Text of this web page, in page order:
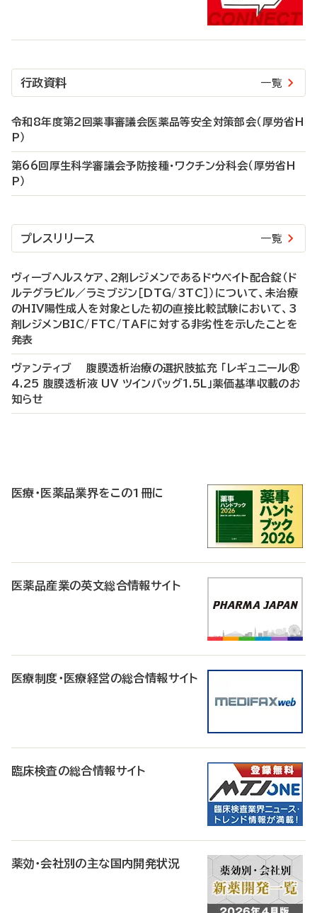
行政資料 一覧
令和8年度第2回薬事審議会医薬品等安全対策部会（厚労省H
P）
第66回厚生科学審議会予防接種・ワクチン分科会（厚労省H
P）
プレスリリース 一覧
ヴィーブヘルスケア、2剤レジメンであるドウベイト配合錠（ド
ルテグラビル／ラミブジン［DTG/3TC］）について、未治療
のHIV陽性成人を対象とした初の直接比較試験において、3
剤レジメンBIC/FTC/TAFに対する非劣性を示したことを
発表
ヴァンティブ 腹膜透析治療の選択肢拡充 「レギュニール®
4.25 腹膜透析液 UV ツインバッグ1.5L」薬価基準収載のお
知らせ
医療・医薬品業界をこの1冊に
医薬品産業の英文総合情報サイト
医療制度・医療経営の総合情報サイト
臨床検査の総合情報サイト
薬効・会社別の主な国内開発状況